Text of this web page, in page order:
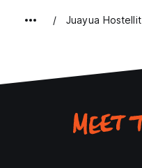
Juayua Hostellit